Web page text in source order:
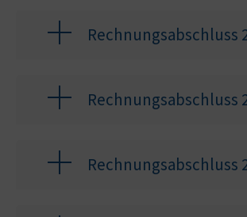
Rechnungsabschluss
Rechnungsabschluss
Rechnungsabschluss